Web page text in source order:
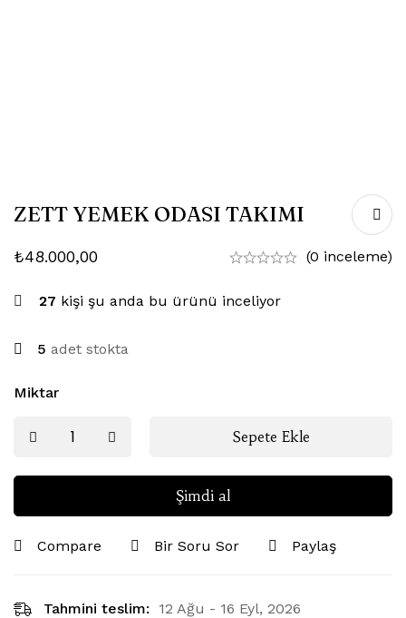
ZETT YEMEK ODASI TAKIMI
₺48.000,00 (0 inceleme)
27 kişi şu anda bu ürünü inceliyor
5 adet stokta
Miktar
Sepete Ekle
Şimdi al
Compare Bir Soru Sor Paylaş
Tahmini teslim: 12 Ağu - 16 Eyl, 2026